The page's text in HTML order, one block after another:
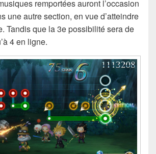
remportées auront l’occasion
une autre section, en vue d’atteindre
Tandis que la 3e possibilité sera de
4 en ligne.